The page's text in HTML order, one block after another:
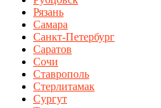
Рязань
Самара
Санкт-Петербург
Саратов
Сочи
Ставрополь
Стерлитамак
Сургут